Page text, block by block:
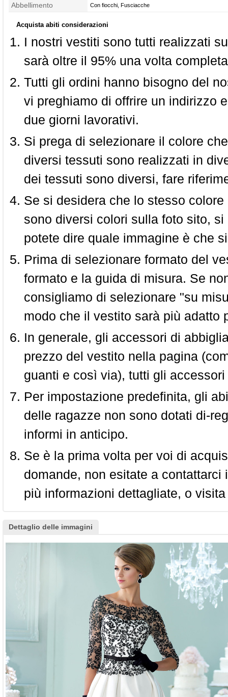
Abbellimento Con fiocchi, Fusciacche
Acquista abiti considerazioni
I nostri vestiti sono tutti realizzati
sarà oltre il 95% una volta
Tutti gli ordini hanno bisogno del
vi preghiamo di offrire un indirizzo
due giorni lavorativi.
Si prega di selezionare il colore
diversi tessuti sono realizzati in
dei tessuti sono diversi, fare
Se si desidera che lo stesso
sono diversi colori sulla foto sito,
potete dire quale immagine è che
Prima di selezionare formato del
formato e la guida di misura. Se
consigliamo di selezionare "su
modo che il vestito sarà più adatto
In generale, gli accessori di
prezzo del vestito nella pagina
guanti e così via), tutti gli
Per impostazione predefinita, gli
delle ragazze non sono dotati di-
informi in anticipo.
Se è la prima volta per voi di
domande, non esitate a
più informazioni dettagliate, o
Dettaglio delle immagini